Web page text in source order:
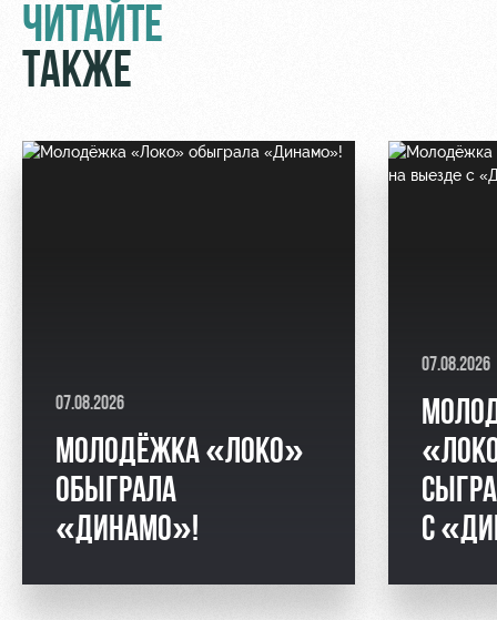
ЧИТАЙТЕ
ТАКЖЕ
07.08.2026
МОЛОДЁЖКА «ЛОКО»
ОБЫГРАЛА
«ДИНАМО»!
07.08.2026
С